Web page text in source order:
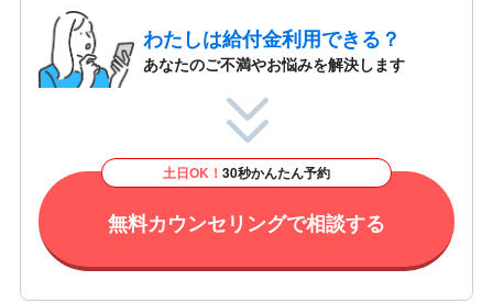
わたしは給付金利用できる？
あなたのご不満やお悩みを解決します
土日OK！ 30秒かんたん予約
無料カウンセリングで相談する